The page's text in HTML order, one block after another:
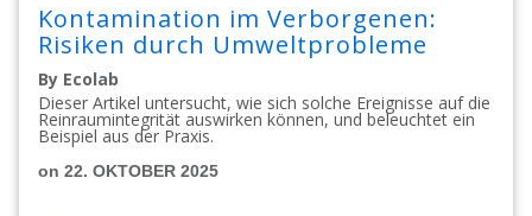
Kontamination im Verborgenen:
Risiken durch Umweltprobleme
By Ecolab
Dieser Artikel untersucht, wie sich solche Ereignisse auf die
Reinraumintegrität auswirken können, und beleuchtet ein
Beispiel aus der Praxis.
on 22. OKTOBER 2025